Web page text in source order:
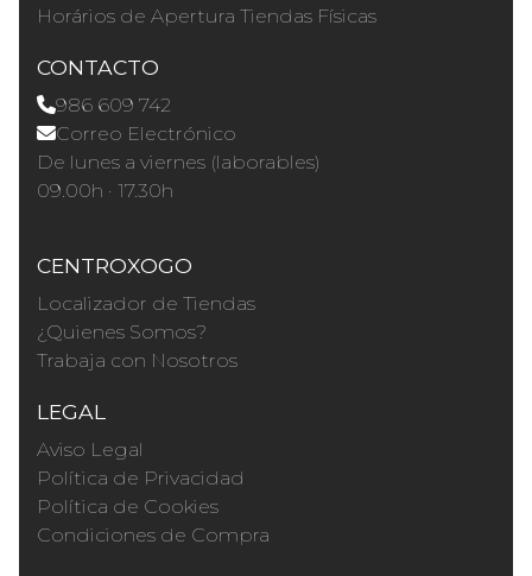
Horários de Apertura Tiendas Físicas
CONTACTO
986 609 742
Correo Electrónico
De lunes a viernes (laborables)
09.00h · 17.30h
CENTROXOGO
Localizador de Tiendas
¿Quienes Somos?
Trabaja con Nosotros
LEGAL
Aviso Legal
Política de Privacidad
Política de Cookies
Condiciones de Compra